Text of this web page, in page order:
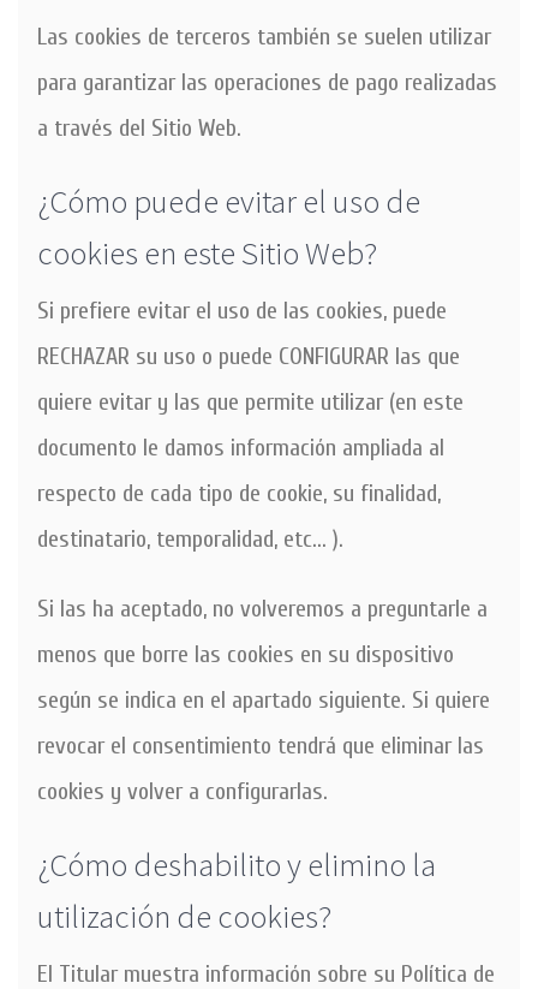
Las cookies de terceros también se suelen utilizar
para garantizar las operaciones de pago realizadas
a través del Sitio Web.
¿Cómo puede evitar el uso de
cookies en este Sitio Web?
Si prefiere evitar el uso de las cookies, puede
RECHAZAR su uso o puede CONFIGURAR las que
quiere evitar y las que permite utilizar (en este
documento le damos información ampliada al
respecto de cada tipo de cookie, su finalidad,
destinatario, temporalidad, etc... ).
Si las ha aceptado, no volveremos a preguntarle a
menos que borre las cookies en su dispositivo
según se indica en el apartado siguiente. Si quiere
revocar el consentimiento tendrá que eliminar las
cookies y volver a configurarlas.
¿Cómo deshabilito y elimino la
utilización de cookies?
El Titular muestra información sobre su Política de